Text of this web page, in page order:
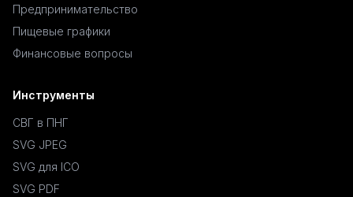
Предпринимательство
Пищевые графики
Финансовые вопросы
Инструменты
СВГ в ПНГ
SVG JPEG
SVG для ICO
SVG PDF